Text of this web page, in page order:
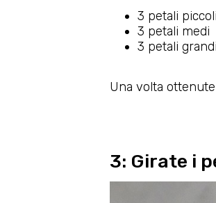
3 petali piccoli
3 petali medi
3 petali grandi
Una volta
3: Girate i